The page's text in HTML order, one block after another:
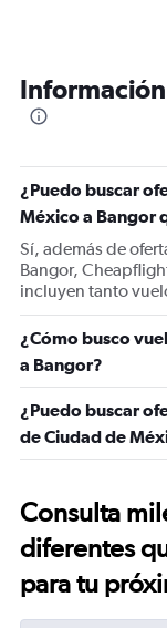
¿Puedo buscar
México a Bangor
Sí, además de
Bangor,
incluyen tanto
¿Cómo busco
a Bangor?
¿Puedo buscar
de Ciudad de
Consulta
diferentes
para tu